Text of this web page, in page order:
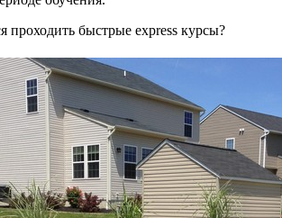
проходить быстрые express курсы?